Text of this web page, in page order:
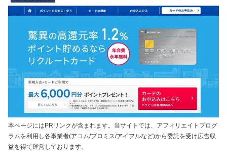
本ページにはPRリンクが含まれます。当サイトでは、アフィリエイトプログ
ラムを利用し各事業者(アコム/プロミス/アイフルなど)から委託を受け広告収
益を得て運営しております。